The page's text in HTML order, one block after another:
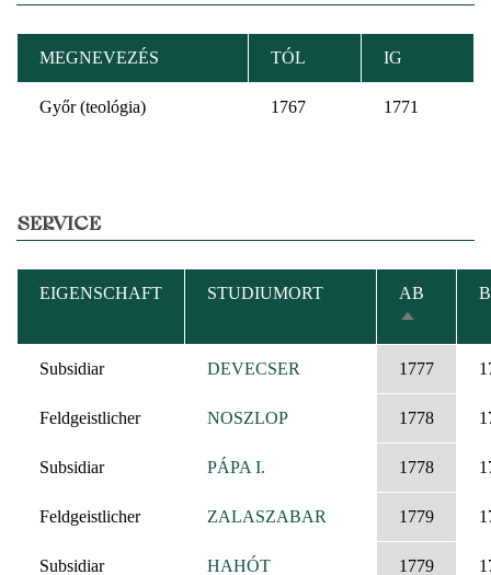
MEGNEVEZÉS TÓL IG
Győr (teológia) 1767 1771
SERVICE
EIGENSCHAFT STUDIUMORT
AB
Subsidiar DEVECSER 1777
Feldgeistlicher NOSZLOP 1778
Subsidiar PÁPA I. 1778
Feldgeistlicher ZALASZABAR 1779
Subsidiar HAHÓT 1779